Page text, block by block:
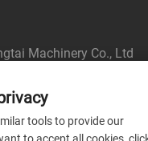
Machinery Co., Ltd
Co., Ltd. Все права
Политика
tools to provide our